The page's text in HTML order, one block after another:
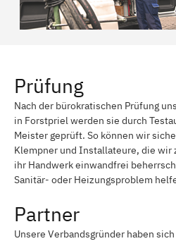
Prüfung
Nach der bürokratischen Prüfung
in Forstpriel werden sie durch
Meister geprüft. So können wir
Klempner und Installateure, die wir
ihr Handwerk einwandfrei
Sanitär- oder Heizungsproblem
Partner
Unsere Verbandsgründer haben